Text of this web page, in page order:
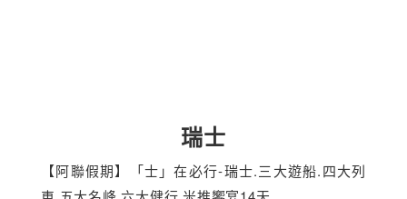
瑞士
【阿聯假期】「士」在必行-瑞士.三大遊船.四大列